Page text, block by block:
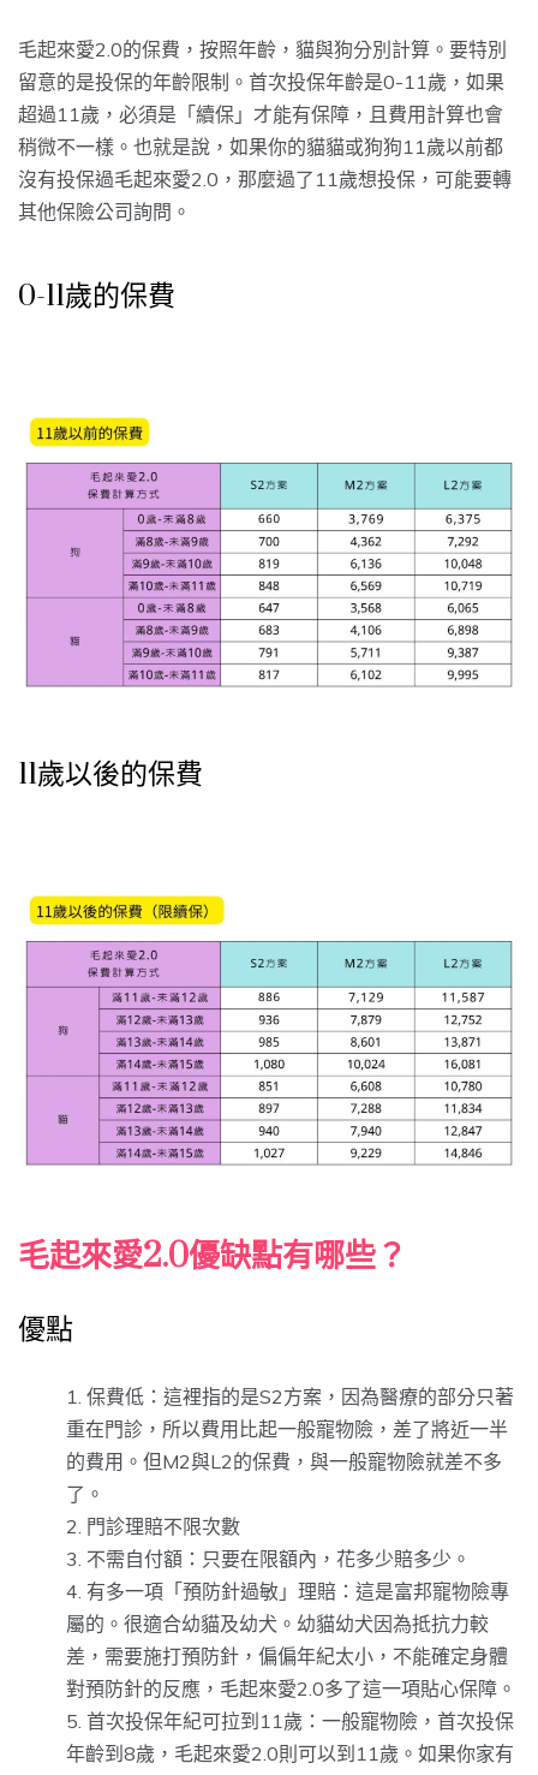
毛起來愛2.0的保費，按照年齡，貓與狗分別計算。要特別
留意的是投保的年齡限制。首次投保年齡是0-11歲，如果
超過11歲，必須是「續保」才能有保障，且費用計算也會
稍微不一樣。也就是說，如果你的貓貓或狗狗11歲以前都
沒有投保過毛起來愛2.0，那麼過了11歲想投保，可能要轉
其他保險公司詢問。
0-11歲的保費
11歲以後的保費
毛起來愛2.0優缺點有哪些？
優點
保費低：這裡指的是S2方案，因為醫療的部分只著
重在門診，所以費用比起一般寵物險，差了將近一半
的費用。但M2與L2的保費，與一般寵物險就差不多
了。
門診理賠不限次數
不需自付額：只要在限額內，花多少賠多少。
有多一項「預防針過敏」理賠：這是富邦寵物險專
屬的。很適合幼貓及幼犬。幼貓幼犬因為抵抗力較
差，需要施打預防針，偏偏年紀太小，不能確定身體
對預防針的反應，毛起來愛2.0多了這一項貼心保障。
首次投保年紀可拉到11歲：一般寵物險，首次投保
年齡到8歲，毛起來愛2.0則可以到11歲。如果你家有